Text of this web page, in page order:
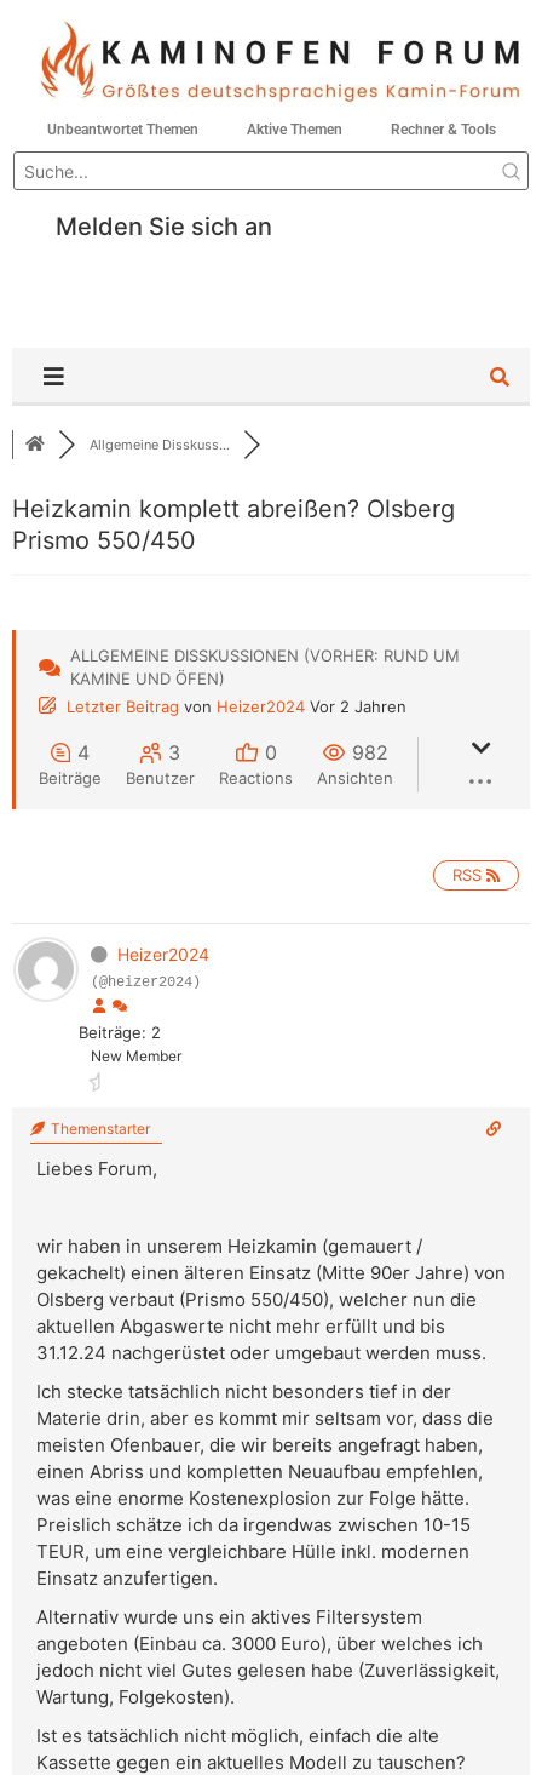
Unbeantwortet Themen Aktive Themen Rechner & Tools
Melden Sie sich an
Allgemeine Disskuss...
Heizkamin komplett abreißen? Olsberg
Prismo 550/450
ALLGEMEINE DISSKUSSIONEN (VORHER: RUND UM
KAMINE UND ÖFEN)
Letzter Beitrag von Heizer2024 Vor 2 Jahren
4
Beiträge
3
Benutzer
0
Reactions
982
Ansichten
RSS
Heizer2024
(@heizer2024)
Beiträge: 2
New Member
Themenstarter
Liebes Forum,
wir haben in unserem Heizkamin (gemauert /
gekachelt) einen älteren Einsatz (Mitte 90er Jahre) von
Olsberg verbaut (Prismo 550/450), welcher nun die
aktuellen Abgaswerte nicht mehr erfüllt und bis
31.12.24 nachgerüstet oder umgebaut werden muss.
Ich stecke tatsächlich nicht besonders tief in der
Materie drin, aber es kommt mir seltsam vor, dass die
meisten Ofenbauer, die wir bereits angefragt haben,
einen Abriss und kompletten Neuaufbau empfehlen,
was eine enorme Kostenexplosion zur Folge hätte.
Preislich schätze ich da irgendwas zwischen 10-15
TEUR, um eine vergleichbare Hülle inkl. modernen
Einsatz anzufertigen.
Alternativ wurde uns ein aktives Filtersystem
angeboten (Einbau ca. 3000 Euro), über welches ich
jedoch nicht viel Gutes gelesen habe (Zuverlässigkeit,
Wartung, Folgekosten).
Ist es tatsächlich nicht möglich, einfach die alte
Kassette gegen ein aktuelles Modell zu tauschen?